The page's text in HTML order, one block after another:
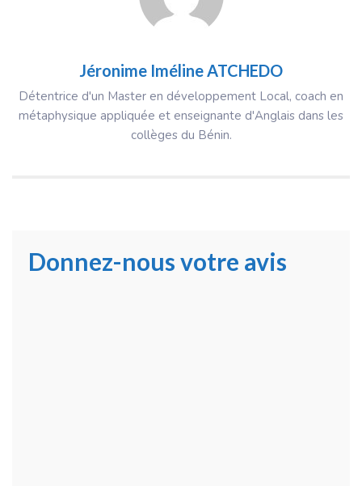
Jéronime Iméline ATCHEDO
Détentrice d'un Master en développement Local, coach en
métaphysique appliquée et enseignante d'Anglais dans les
collèges du Bénin.
Donnez-nous votre avis